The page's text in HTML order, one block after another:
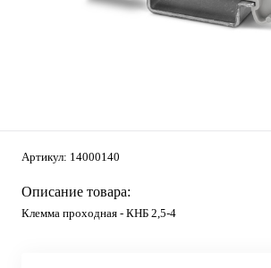
Артикул: 14000140
Описание товара:
Клемма проходная - КНБ 2,5-4